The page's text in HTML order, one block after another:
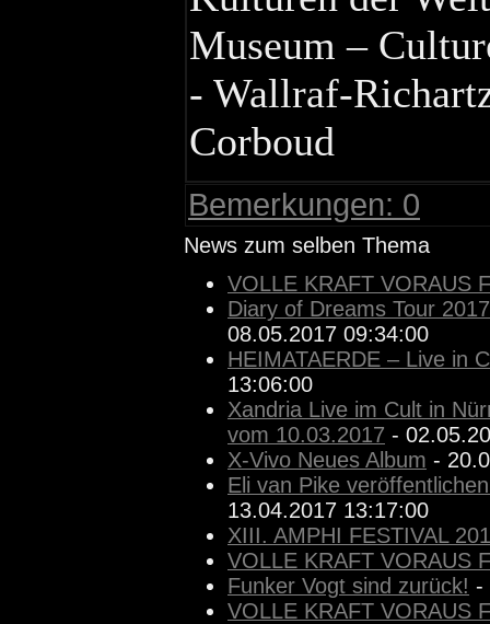
Museum –
- Wallraf-
Corboud
Bemerkungen: 0
News zum selben Thema
VOLLE KRAFT VORAUS
Diary of Dreams Tour
08.05.2017 09:34:00
HEIMATAERDE – Live in
13:06:00
Xandria Live im Cult in
vom 10.03.2017 -
X-Vivo Neues Album -
Eli van Pike
13.04.2017 13:17:00
XIII. AMPHI FESTIVAL
VOLLE KRAFT VORAUS
Funker Vogt sind zurück! -
VOLLE KRAFT VORAUS